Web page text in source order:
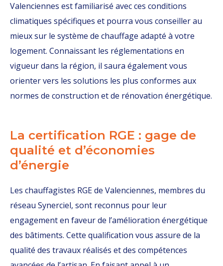
Valenciennes est familiarisé avec ces conditions
climatiques spécifiques et pourra vous conseiller au
mieux sur le système de chauffage adapté à votre
logement. Connaissant les réglementations en
vigueur dans la région, il saura également vous
orienter vers les solutions les plus conformes aux
normes de construction et de rénovation énergétique.
La certification RGE : gage de
qualité et d’économies
d’énergie
Les chauffagistes RGE de Valenciennes, membres du
réseau Synerciel, sont reconnus pour leur
engagement en faveur de l’amélioration énergétique
des bâtiments. Cette qualification vous assure de la
qualité des travaux réalisés et des compétences